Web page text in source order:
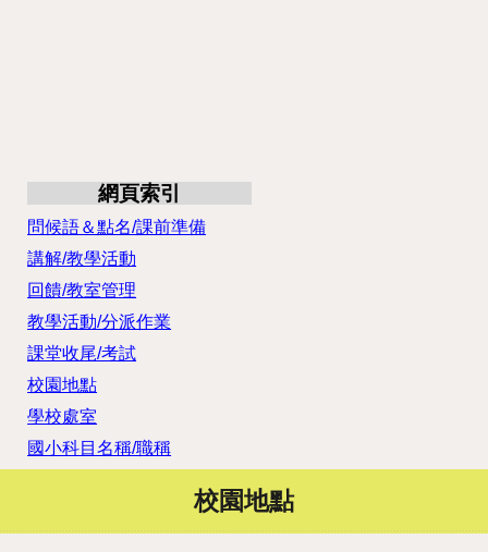
網頁索引
問候語＆點名/課前準備
講解/教學活動
回饋/教室管理
教學活動/分派作業
課堂收尾/考試
校園地點
學校處室
國小科目名稱/職稱
校園地點